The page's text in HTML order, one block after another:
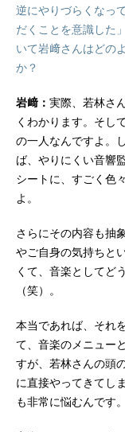
逆にやりづらくなっ
だくことを意識した
いて岩﨑さんはどの
か？
岩﨑： 実際、若林さ
くわかります。そし
の一人なんですよ。
ば、やりにくい音響
シートに、すごく色
よ。
さらにその内容も抽
やご自身の気持ちと
くて、音楽としてど
（笑）。
本当であれば、それ
て、音楽のメニュー
すが、若林さんの頭
に直接やってきてし
も非常に悩むんです。